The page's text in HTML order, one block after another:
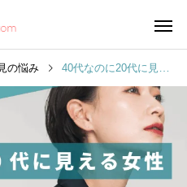
の悩み 40代なのに20代に見える女性の秘密！若見えの7つの習慣とは？